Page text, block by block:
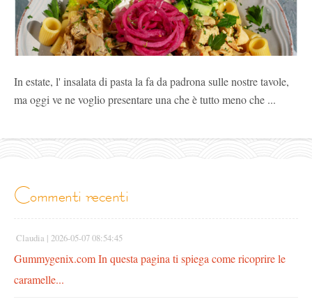
In estate, l' insalata di pasta la fa da padrona sulle nostre tavole,
ma oggi ve ne voglio presentare una che è tutto meno che ...
commenti recenti
Claudia | 2026-05-07 08:54:45
Gummygenix.com In questa pagina ti spiega come ricoprire le
caramelle...